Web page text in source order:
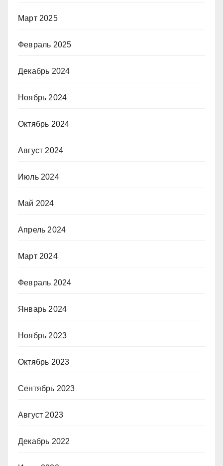
Март 2025
Февраль 2025
Декабрь 2024
Ноябрь 2024
Октябрь 2024
Август 2024
Июль 2024
Май 2024
Апрель 2024
Март 2024
Февраль 2024
Январь 2024
Ноябрь 2023
Октябрь 2023
Сентябрь 2023
Август 2023
Декабрь 2022